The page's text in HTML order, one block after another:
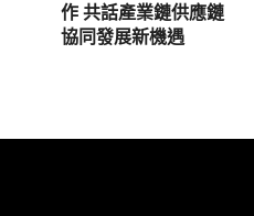
作 共話產業鏈供應鏈
協同發展新機遇